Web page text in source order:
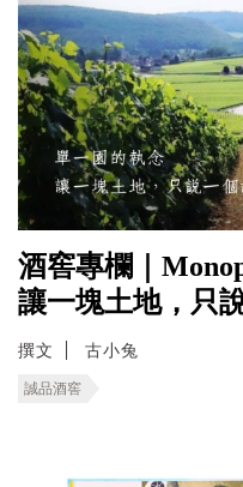
酒窖專欄｜
讓一塊土地，只
撰文 古小兔
誠品酒窖